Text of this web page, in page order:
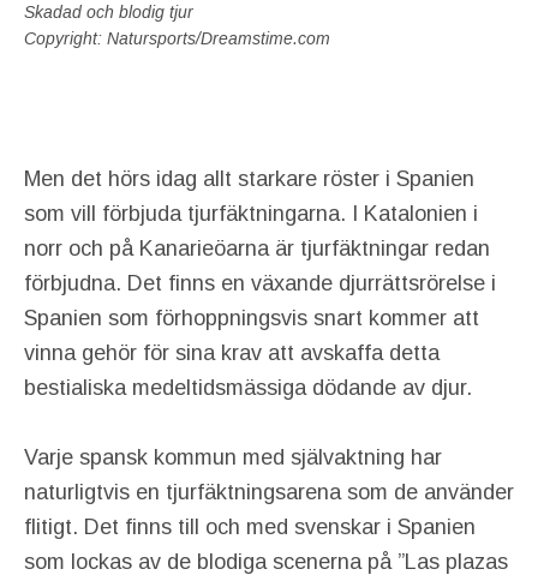
Skadad och blodig tjur
Copyright: Natursports/Dreamstime.com
Men det hörs idag allt starkare röster i Spanien
som vill förbjuda tjurfäktningarna. I Katalonien i
norr och på Kanarieöarna är tjurfäktningar redan
förbjudna. Det finns en växande djurrättsrörelse i
Spanien som förhoppningsvis snart kommer att
vinna gehör för sina krav att avskaffa detta
bestialiska medeltidsmässiga dödande av djur.
Varje spansk kommun med självaktning har
naturligtvis en tjurfäktningsarena som de använder
flitigt. Det finns till och med svenskar i Spanien
som lockas av de blodiga scenerna på ”Las plazas